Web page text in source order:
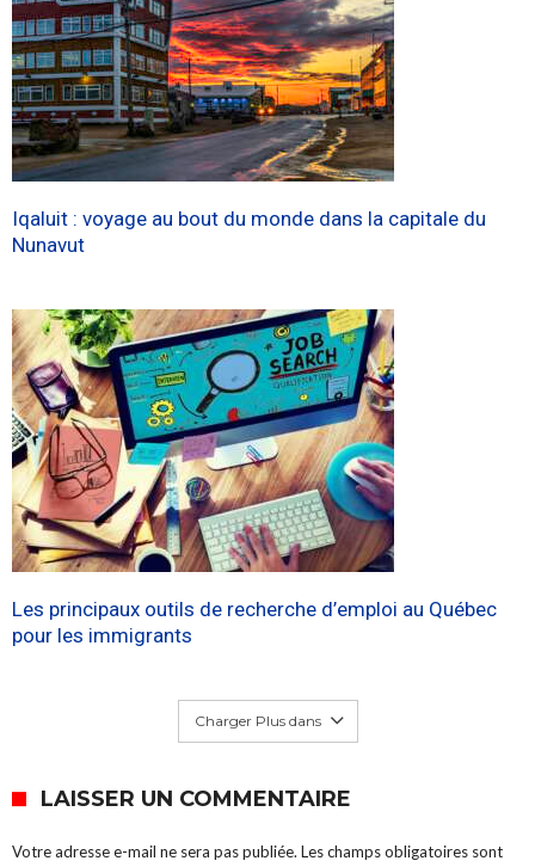
Iqaluit : voyage au bout du monde dans la capitale du
Nunavut
Les principaux outils de recherche d’emploi au Québec
pour les immigrants
Charger Plus dans
LAISSER UN COMMENTAIRE
Votre adresse e-mail ne sera pas publiée. Les champs obligatoires sont